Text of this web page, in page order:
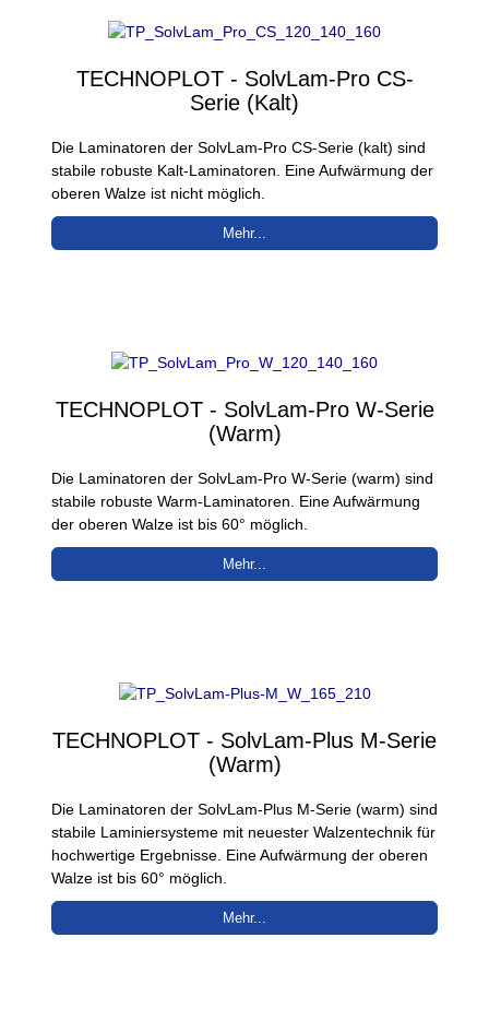
TECHNOPLOT - SolvLam-Pro CS-
Serie (Kalt)
Die Laminatoren der SolvLam-Pro CS-Serie (kalt) sind
stabile robuste Kalt-Laminatoren. Eine Aufwärmung der
oberen Walze ist nicht möglich.
Mehr...
TECHNOPLOT - SolvLam-Pro W-Serie
(Warm)
Die Laminatoren der SolvLam-Pro W-Serie (warm) sind
stabile robuste Warm-Laminatoren. Eine Aufwärmung
der oberen Walze ist bis 60° möglich.
Mehr...
TECHNOPLOT - SolvLam-Plus M-Serie
(Warm)
Die Laminatoren der SolvLam-Plus M-Serie (warm) sind
stabile Laminiersysteme mit neuester Walzentechnik für
hochwertige Ergebnisse. Eine Aufwärmung der oberen
Walze ist bis 60° möglich.
Mehr...